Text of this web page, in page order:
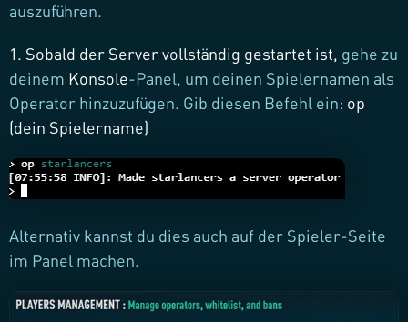
auszuführen.
1. Sobald der Server vollständig gestartet ist, gehe zu
deinem Konsole-Panel, um deinen Spielernamen als
Operator hinzuzufügen. Gib diesen Befehl ein: op
(dein Spielername)
Alternativ kannst du dies auch auf der Spieler-Seite
im Panel machen.